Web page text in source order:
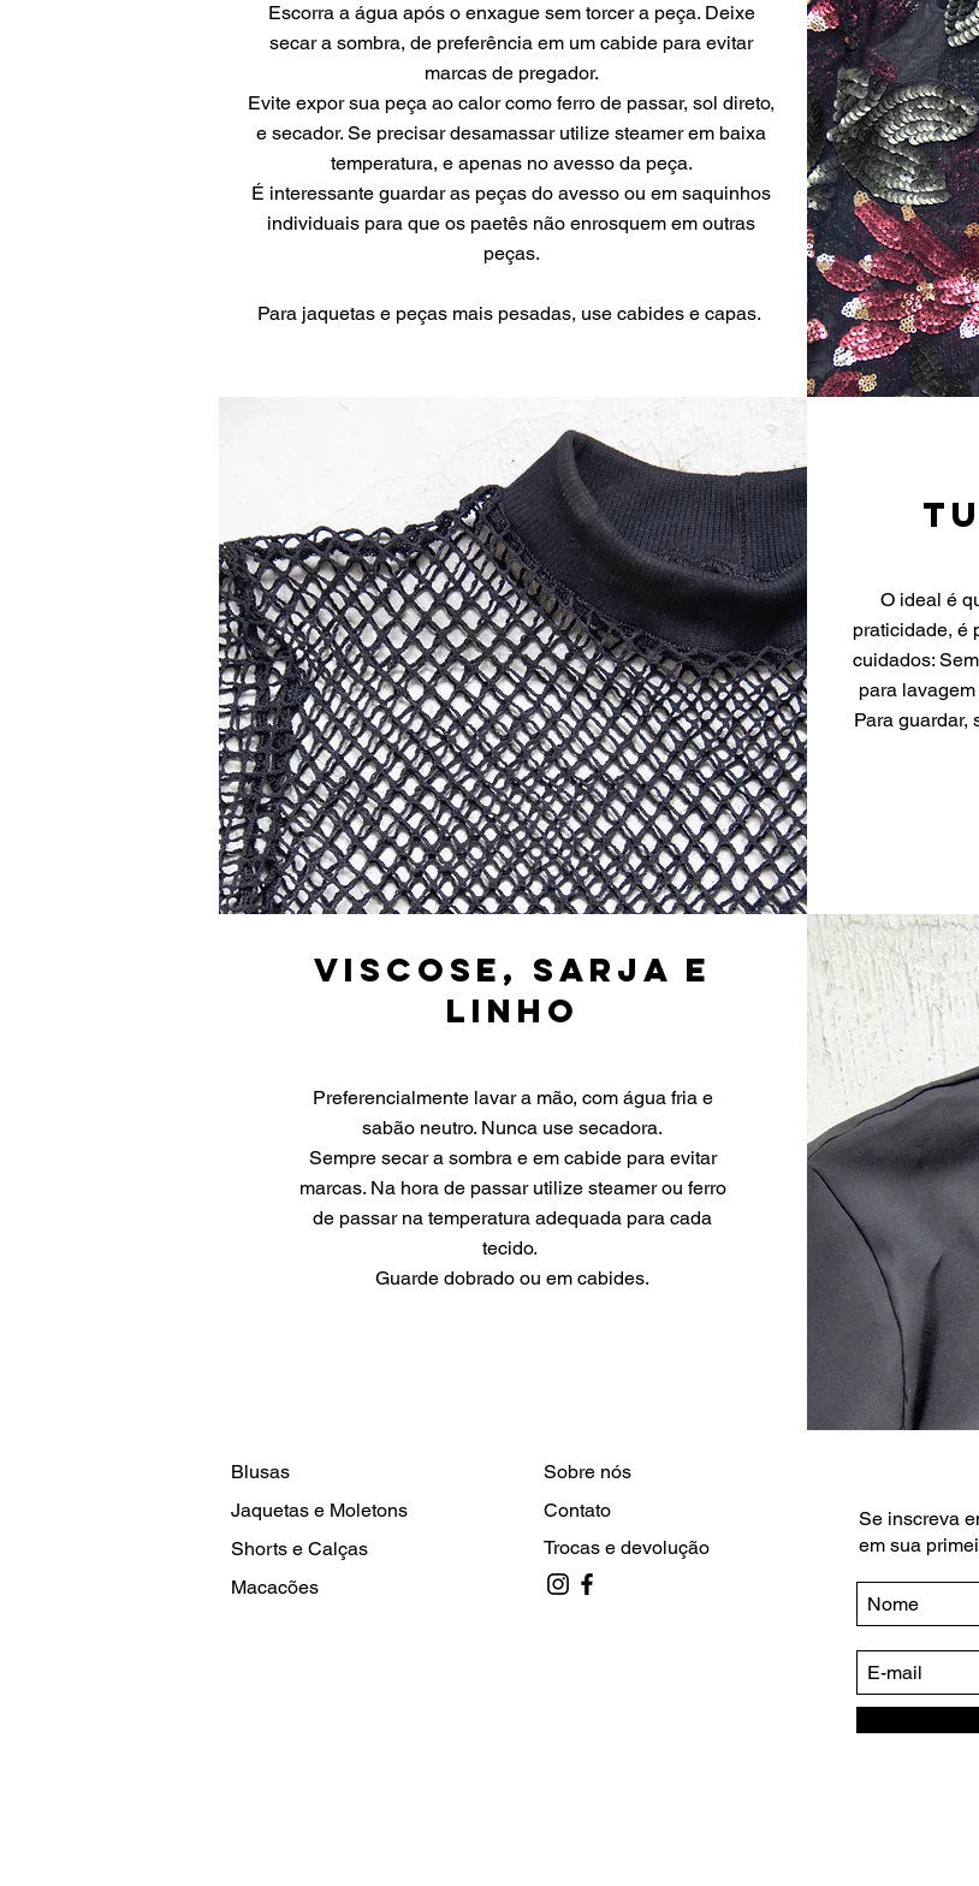
Escorra a água após o enxague sem torcer a peça. Deixe
secar a sombra, de preferência em um cabide para evitar
marcas de pregador.
Evite expor sua peça ao calor como ferro de passar, sol direto,
e secador. Se precisar desamassar utilize steamer em baixa
temperatura, e apenas no avesso da peça.
É interessante guardar as peças do avesso ou em saquinhos
individuais para que os paetês não enrosquem em outras
peças.
Para jaquetas e peças mais pesadas, use cabides e capas.
O ideal é
praticidade, é
cuidados:
para
Para guardar,
viscose, sarja e
linho
Preferencialmente lavar a mão, com água fria e
sabão neutro. Nunca use secadora.
Sempre secar a sombra e em cabide para evitar
marcas. Na hora de passar utilize steamer ou ferro
de passar na temperatura adequada para cada
tecido.
Guarde dobrado ou em cabides.
Blusas
Jaquetas e Moletons
Shorts e Calças
Macacões
Sobre nós
Contato
Trocas e devolução
Se inscreva
em sua